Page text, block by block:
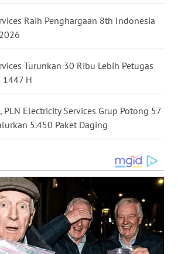
Raih Penghargaan 8th Indonesia
Turunkan 30 Ribu Lebih Petugas
1447 H
Electricity Services Grup Potong 57
5.450 Paket Daging